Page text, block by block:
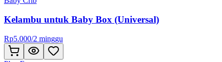
Kelambu untuk Baby Box (Universal)
Rp5.000/2 minggu